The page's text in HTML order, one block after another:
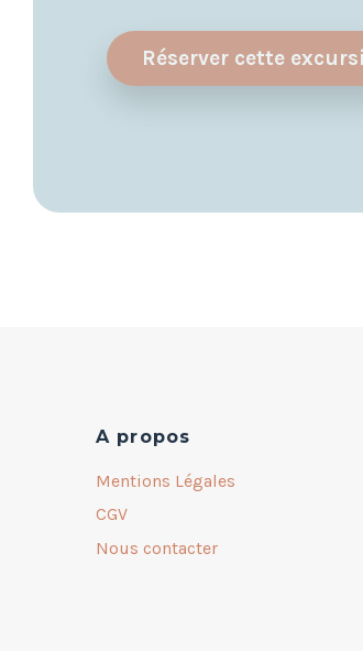
Réserver cette
A propos
Mentions Légales
CGV
Nous contacter